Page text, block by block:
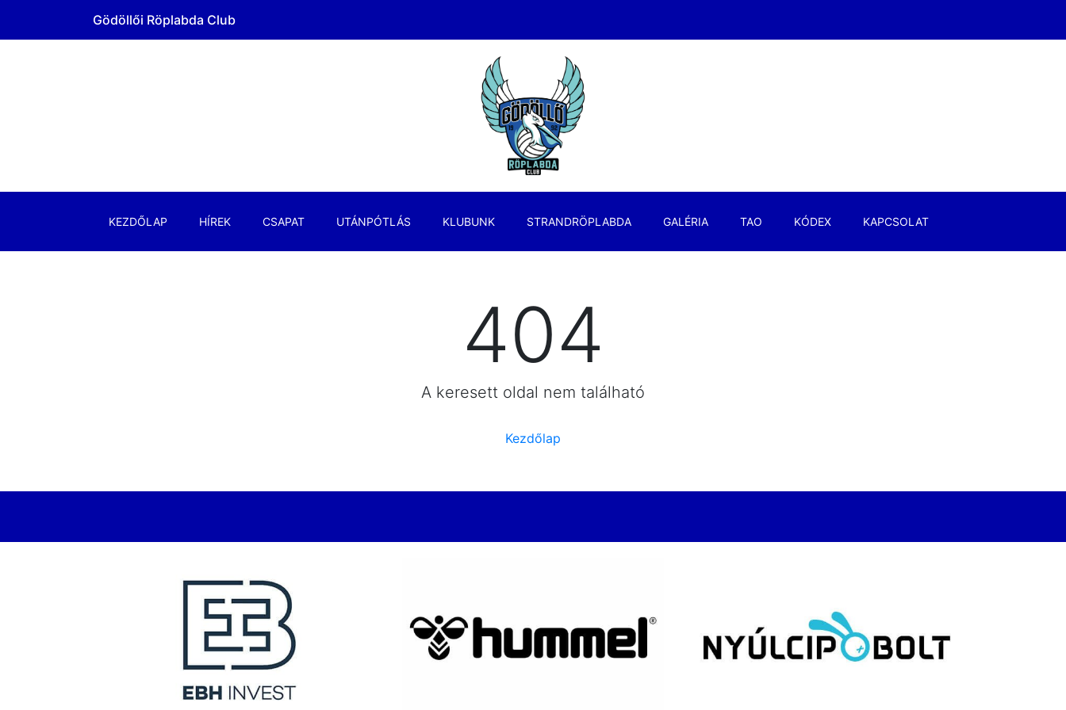
Gödöllői Röplabda Club
KEZDŐLAP HÍREK CSAPAT UTÁNPÓTLÁS KLUBUNK STRANDRÖPLABDA GALÉRIA TAO KÓDEX KAPCSOLAT
404
A keresett oldal nem található
Kezdőlap